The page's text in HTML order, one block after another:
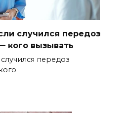
случился передоз
кого вызывать
передоз